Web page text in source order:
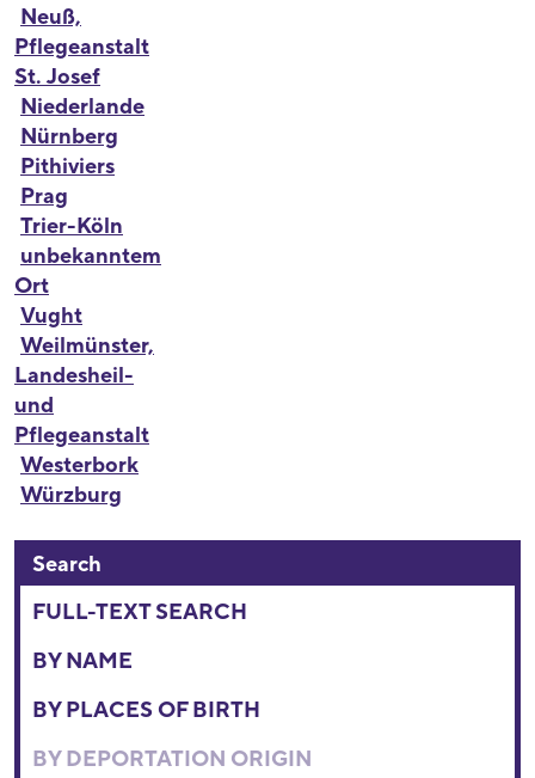
Neuß,
Pflegeanstalt
St. Josef
Niederlande
Nürnberg
Pithiviers
Prag
Trier-Köln
unbekanntem
Ort
Vught
Weilmünster,
Landesheil-
und
Pflegeanstalt
Westerbork
Würzburg
Search
FULL-TEXT SEARCH
BY NAME
BY PLACES OF BIRTH
BY DEPORTATION ORIGIN